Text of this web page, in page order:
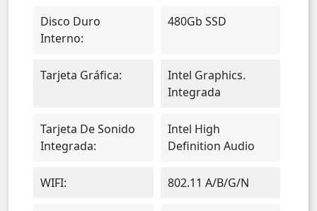
Disco Duro
Interno:
480Gb SSD
Tarjeta Gráfica:
Intel Graphics.
Integrada
Tarjeta De Sonido
Integrada:
Intel High
Definition Audio
WIFI: 802.11 A/b/g/n